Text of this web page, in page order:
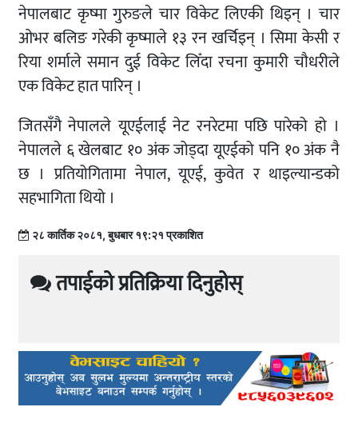
नेपालबाट कृष्मा गुरुङले चार विकेट लिएकी थिइन् । चार
ओभर बलिङ गरेकी कृष्माले १३ रन खर्चिइन् । सिमा केसी र
रिया शर्माले समान दुई विकेट लिँदा रचना कुमारी चौधरीले
एक विकेट हात पारिन् ।
जितसँगै नेपालले यूएईलाई नेट रनरेटमा पछि पारेको हो ।
नेपालले ६ खेलबाट १० अंक जोड्दा यूएईको पनि १० अंक नै
छ । प्रतियोगितामा नेपाल, यूएई, कुवेत र थाइल्यान्डको
सहभागिता थियो ।
२८ कार्तिक २०८१, बुधबार १९:२१ प्रकाशित
तपाईको प्रतिक्रिया दिनुहोस्